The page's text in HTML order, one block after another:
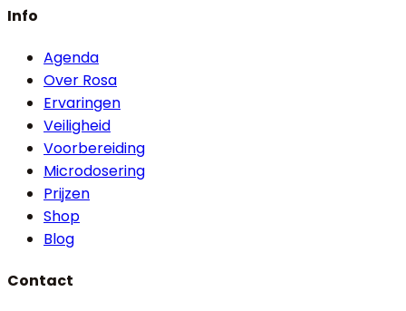
Info
Agenda
Over Rosa
Ervaringen
Veiligheid
Voorbereiding
Microdosering
Prijzen
Shop
Blog
Contact